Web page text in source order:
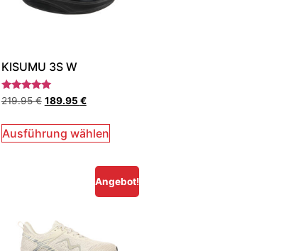
KISUMU 3S W
Bewertet
mit
von 5
219.95€ 189.95€
Ausführung wählen
Angebot!